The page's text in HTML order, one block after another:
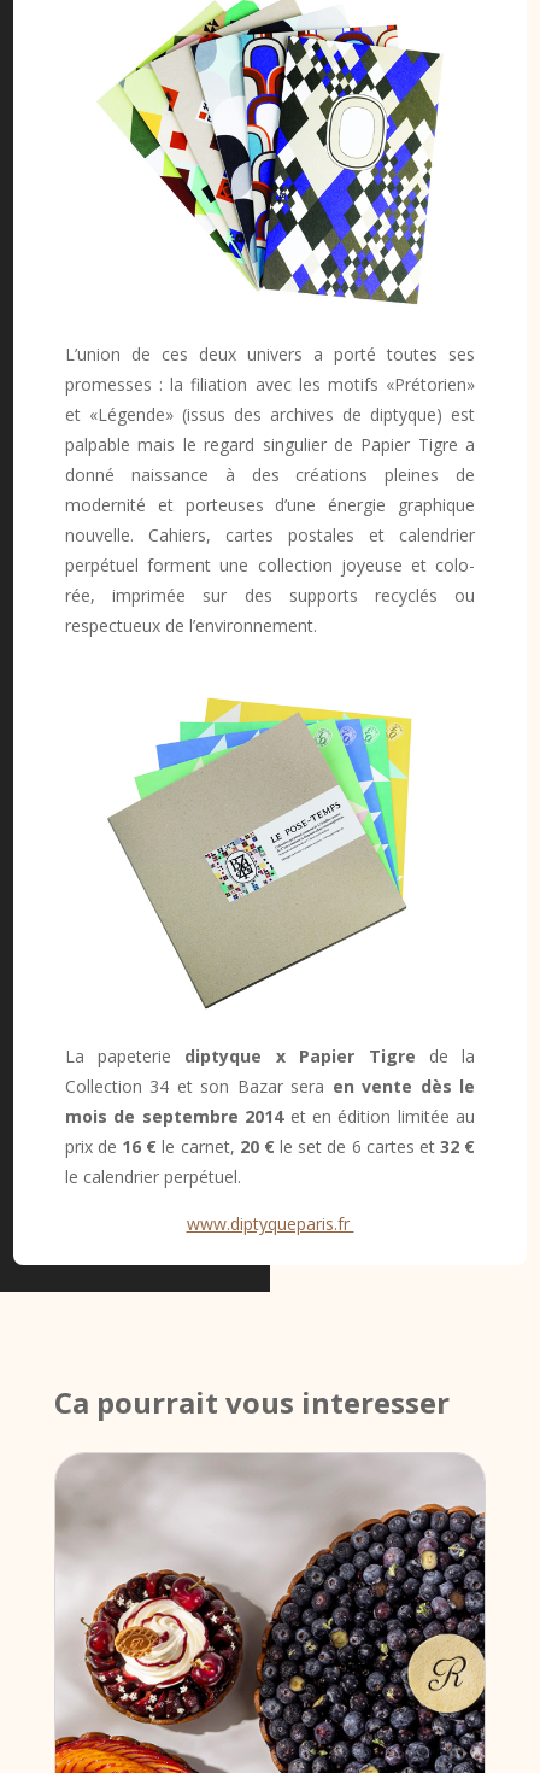
L’union de ces deux univers a porté toutes ses
promesses : la filiation avec les motifs «Prétorien»
et «Légende» (issus des archives de diptyque) est
palpable mais le regard singulier de Papier Tigre a
donné naissance à des créations pleines de
modernité et porteuses d’une énergie graphique
nouvelle. Cahiers, cartes postales et calendrier
perpétuel forment une collection joyeuse et colo­
rée, imprimée sur des supports recyclés ou
respectueux de l’environnement.
La papeterie diptyque x Papier Tigre de la
Collection 34 et son Bazar sera en vente dès le
mois de septembre 2014et en édition limitée au
prix de 16 € le carnet, 20 €le set de 6 cartes et32 €
le calendrier perpétuel.
www.diptyqueparis.fr
Ca pourrait vous interesser